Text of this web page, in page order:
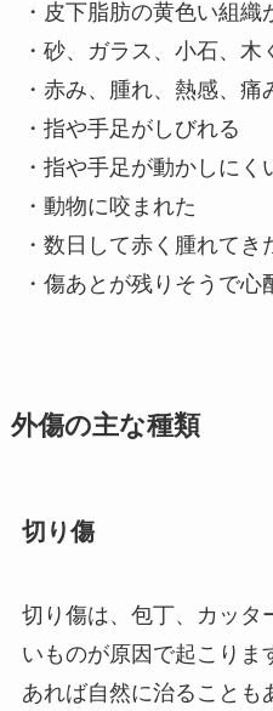
・皮下脂肪の黄色い組織
・砂、ガラス、小石、
・赤み、腫れ、熱感、痛
・指や手足がしびれる
・指や手足が動かしにく
・動物に咬まれた
・数日して赤く腫れてき
・傷あとが残りそうで心
外傷の主な種類
切り傷
切り傷は、包丁、カッタ
いものが原因で起こりま
あれば自然に治ることも